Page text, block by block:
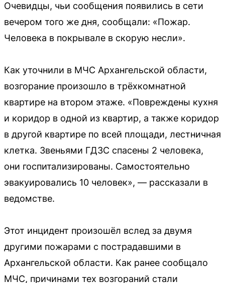
Очевидцы, чьи сообщения появились в сети
вечером того же дня, сообщали: «Пожар.
Человека в покрывале в скорую несли».
Как уточнили в МЧС Архангельской области,
возгорание произошло в трёхкомнатной
квартире на втором этаже. «Повреждены кухня
и коридор в одной из квартир, а также коридор
в другой квартире по всей площади, лестничная
клетка. Звеньями ГДЗС спасены 2 человека,
они госпитализированы. Самостоятельно
эвакуировались 10 человек», — рассказали в
ведомстве.
Этот инцидент произошёл вслед за двумя
другими пожарами с пострадавшими в
Архангельской области. Как ранее сообщало
МЧС, причинами тех возгораний стали